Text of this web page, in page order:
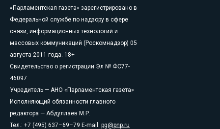
«Парламентская газета» зарегистрировано в
Федеральной службе по надзору в сфере
связи, информационных технологий и
массовых коммуникаций (Роскомнадзор) 05
августа 2011 года. 18+
Свидетельство о регистрации Эл № ФС77-
46097
Учредитель — АНО «Парламентская газета»
Исполняющий обязанности главного
редактора — Абдуллаев М.Р.
Тел.: +7 (495) 637–69–79 E-mail: pg@pnp.ru